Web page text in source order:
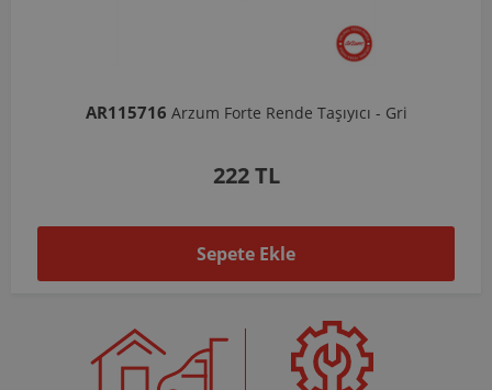
Arzum Forte Rende Taşıyıcı - Gri AR103206